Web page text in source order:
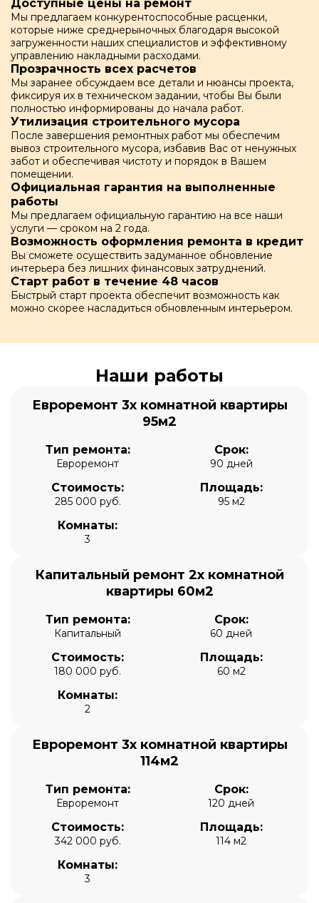
Доступные цены на ремонт
Мы предлагаем конкурентоспособные расценки,
которые ниже среднерыночных благодаря высокой
загруженности наших специалистов и эффективному
управлению накладными расходами.
Прозрачность всех расчетов
Мы заранее обсуждаем все детали и нюансы проекта,
фиксируя их в техническом задании, чтобы Вы были
полностью информированы до начала работ.
Утилизация строительного мусора
После завершения ремонтных работ мы обеспечим
вывоз строительного мусора, избавив Вас от ненужных
забот и обеспечивая чистоту и порядок в Вашем
помещении.
Официальная гарантия на выполненные
работы
Мы предлагаем официальную гарантию на все наши
услуги — сроком на 2 года.
Возможность оформления ремонта в кредит
Вы сможете осуществить задуманное обновление
интерьера без лишних финансовых затруднений.
Старт работ в течение 48 часов
Быстрый старт проекта обеспечит возможность как
можно скорее насладиться обновленным интерьером.
Наши работы
Евроремонт 3х комнатной квартиры
95м2
Тип ремонта:
Евроремонт
Срок:
90 дней
Стоимость:
285 000 руб.
Площадь:
95 м2
Комнаты:
3
Капитальный ремонт 2х комнатной
квартиры 60м2
Тип ремонта:
Капитальный
Срок:
60 дней
Стоимость:
180 000 руб.
Площадь:
60 м2
Комнаты:
2
Евроремонт 3х комнатной квартиры
114м2
Тип ремонта:
Евроремонт
Срок:
120 дней
Стоимость:
342 000 руб.
Площадь:
114 м2
Комнаты:
3